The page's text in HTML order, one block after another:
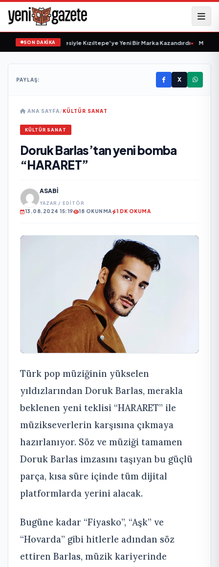
SON DAKİKA
Yıllık Esnaflık Tecrübesiyle Kızıltepe'ye Yeni Bir Marka Kazandırdı• M Lisa
PAYLAŞ: X
ANA SAYFA/KÜLTÜR SANAT
KÜLTÜR SANAT
Doruk Barlas’tan yeni bomba
“HARARET”
ASABI
YAZAR / EDITÖR
13.08.2024 15:19 18 OKUNMA 1 DK OKUMA
Türk pop müziğinin yükselen
yıldızlarından Doruk Barlas, merakla
beklenen yeni teklisi “HARARET” ile
müzikseverlerin karşısına çıkmaya
hazırlanıyor. Söz ve müziği tamamen
Doruk Barlas imzasını taşıyan bu güçlü
parça, kısa süre içinde tüm dijital
platformlarda yerini alacak.
Bugüne kadar “Fiyasko”, “Aşk” ve
“Hovarda” gibi hitlerle adından söz
ettiren Barlas, müzik kariyerinde